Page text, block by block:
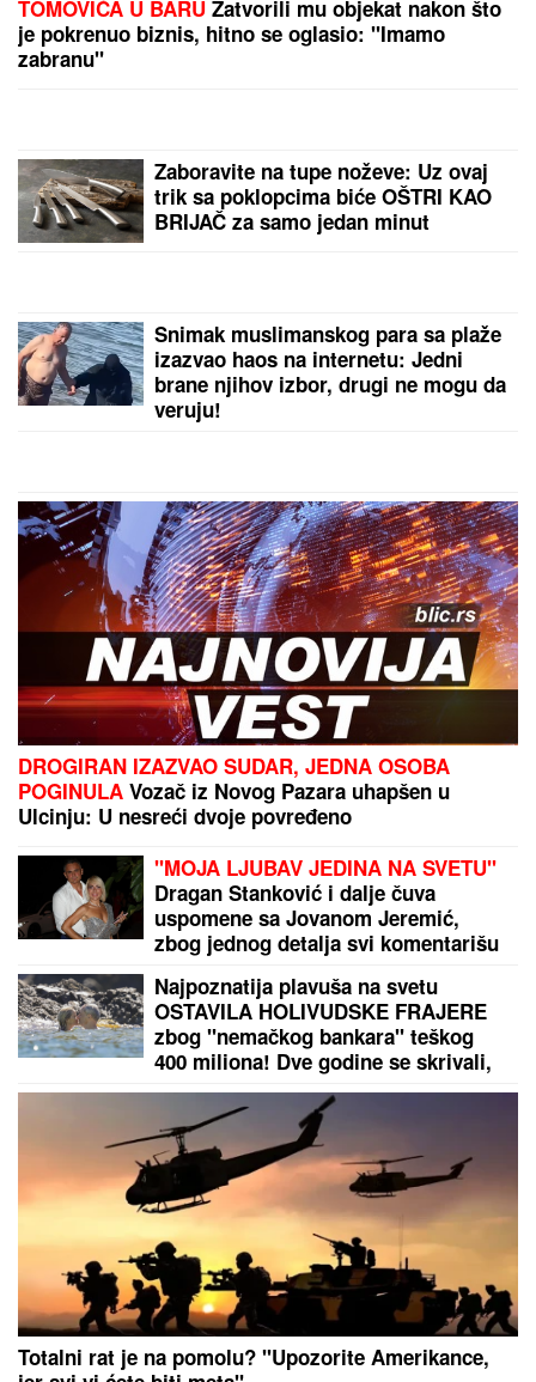
TOMOVIĆA U BARU Zatvorili mu objekat nakon što
je pokrenuo biznis, hitno se oglasio: "Imamo
zabranu"
Zaboravite na tupe noževe: Uz ovaj
trik sa poklopcima biće OŠTRI KAO
BRIJAČ za samo jedan minut
Snimak muslimanskog para sa plaže
izazvao haos na internetu: Jedni
brane njihov izbor, drugi ne mogu da
veruju!
DROGIRAN IZAZVAO SUDAR, JEDNA OSOBA
POGINULA Vozač iz Novog Pazara uhapšen u
Ulcinju: U nesreći dvoje povređeno
"MOJA LJUBAV JEDINA NA SVETU"
Dragan Stanković i dalje čuva
uspomene sa Jovanom Jeremić,
zbog jednog detalja svi komentarišu
Najpoznatija plavuša na svetu
OSTAVILA HOLIVUDSKE FRAJERE
zbog "nemačkog bankara" teškog
400 miliona! Dve godine se skrivali,
sad su pale maske
Totalni rat je na pomolu? "Upozorite Amerikance,